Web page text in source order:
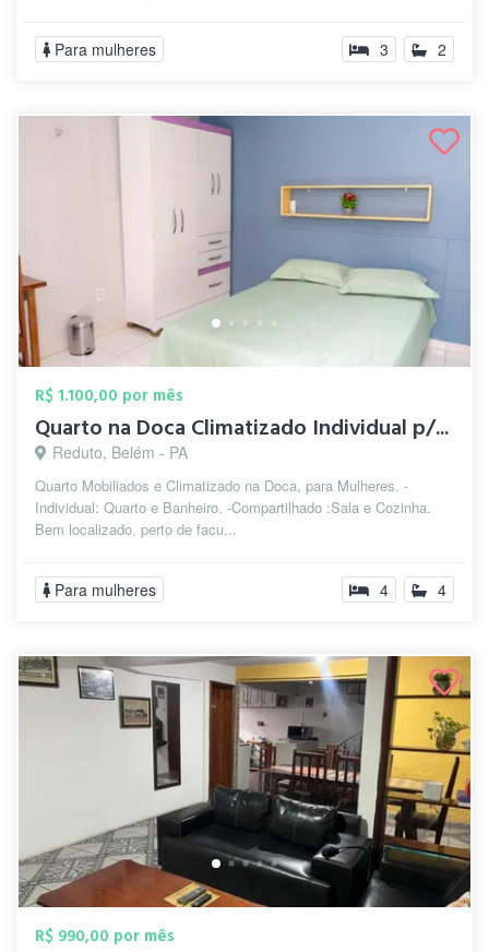
Para mulheres 3 2
R$ 1.100,00 por mês
Quarto na Doca Climatizado Individual p/...
Reduto, Belém - PA
Quarto Mobiliados e Climatizado na Doca, para Mulheres. -
Individual: Quarto e Banheiro. -Compartilhado :Sala e Cozinha.
Bem localizado, perto de facu...
Para mulheres 4 4
R$ 990,00 por mês